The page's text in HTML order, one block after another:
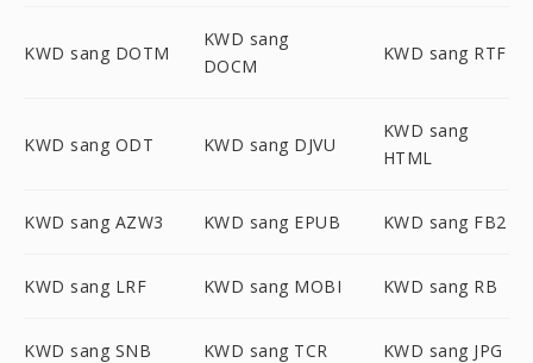
KWD sang DOTM
KWD sang
DOCM
KWD sang RTF
KWD sang ODT KWD sang DJVU
KWD sang
HTML
KWD sang AZW3 KWD sang EPUB KWD sang FB2
KWD sang LRF KWD sang MOBI KWD sang RB
KWD sang SNB KWD sang TCR KWD sang JPG